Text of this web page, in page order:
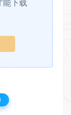
能下载